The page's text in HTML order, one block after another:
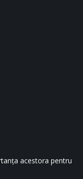
acestora pentru